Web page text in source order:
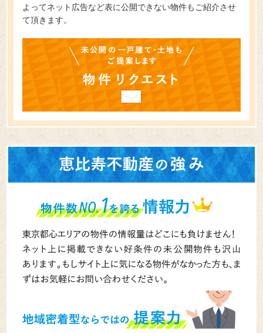
よってネット広告など表に公開できない物件もご紹介させ
て頂きます。